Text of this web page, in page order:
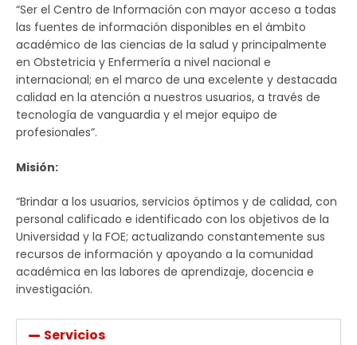
“Ser el Centro de Información con mayor acceso a todas
las fuentes de información disponibles en el ámbito
académico de las ciencias de la salud y principalmente
en Obstetricia y Enfermería a nivel nacional e
internacional; en el marco de una excelente y destacada
calidad en la atención a nuestros usuarios, a través de
tecnología de vanguardia y el mejor equipo de
profesionales”.
Misión:
“Brindar a los usuarios, servicios óptimos y de calidad, con
personal calificado e identificado con los objetivos de la
Universidad y la FOE; actualizando constantemente sus
recursos de información y apoyando a la comunidad
académica en las labores de aprendizaje, docencia e
investigación.
Servicios